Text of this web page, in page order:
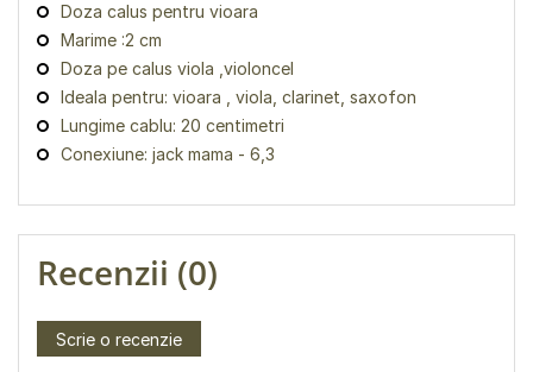
Doza calus pentru vioara
Marime :2 cm
Doza pe calus viola ,violoncel
Ideala pentru: vioara , viola, clarinet, saxofon
Lungime cablu: 20 centimetri
Conexiune: jack mama - 6,3
Recenzii (0)
Scrie o recenzie